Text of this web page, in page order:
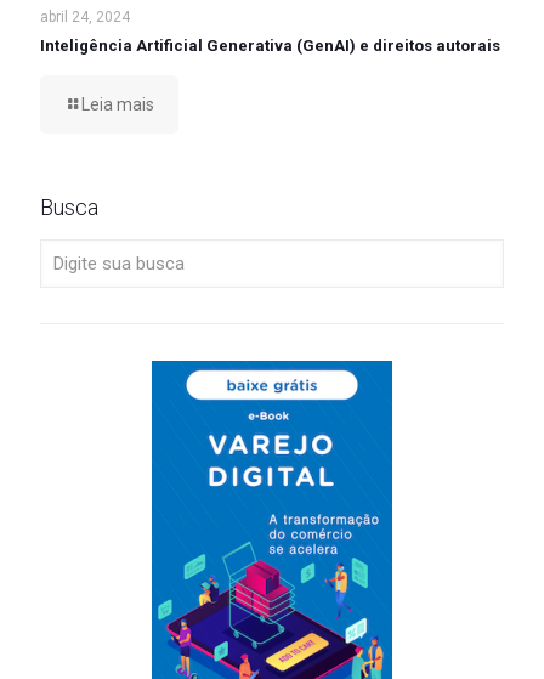
abril 24, 2024
Inteligência Artificial Generativa (GenAI) e direitos autorais
Leia mais
Busca